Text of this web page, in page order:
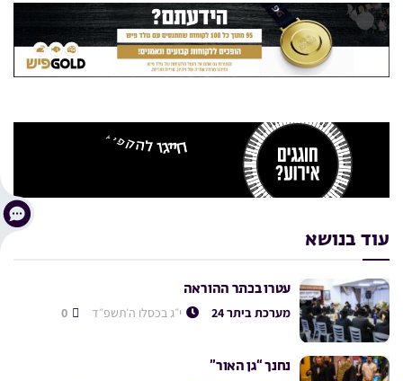
עוד בנושא
עטרו בכתר ההוראה
מערכת ביתר 24 י״ג בכסלו ה׳תשפ״ד
נחנך “גן האור”